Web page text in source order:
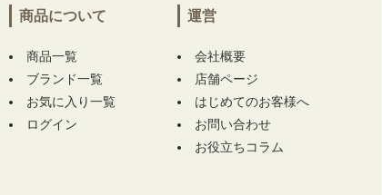
グレー×ネイビー リバーシブル フリース】 を
長野県にて
【未使用品 ビームスゴルフ BEAM
SGOLF カートバッグ グレー ビッグポケット
がとうございます！
商品について
商品一覧
ブランド一覧
お気に入り一覧
ログイン
運営
会社概要
店舗ページ
はじめてのお客様へ
お問い合わせ
お役立ちコラム